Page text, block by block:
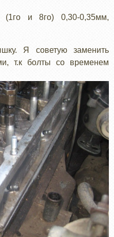
(1го и 8го) 0,30-0,35мм,
Я советую заменить
т.к болты со временем